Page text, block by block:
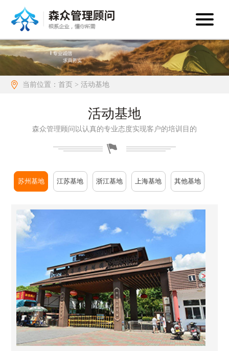
当前位置：首页 > 活动基地
活动基地
森众管理顾问以认真的专业态度实现客户的培训目的
苏州基地 江苏基地 浙江基地 上海基地 其他基地